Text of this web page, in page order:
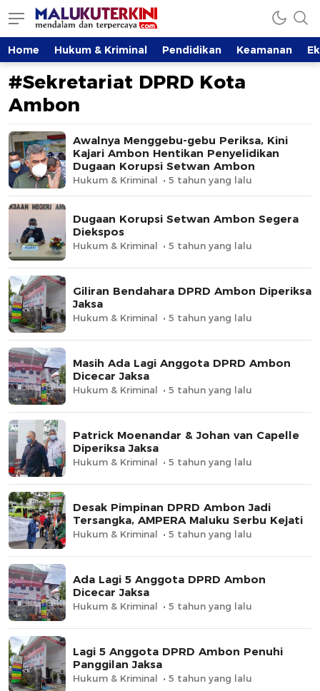
MalukuTerkini.com
Terkini, Mendalam dan Terpercaya
Home Hukum & Kriminal Pendidikan Keamanan
#Sekretariat DPRD Kota
Ambon
Awalnya Menggebu-gebu Periksa, Kini
Kajari Ambon Hentikan Penyelidikan
Dugaan Korupsi Setwan Ambon
Hukum & Kriminal 5 tahun yang lalu
Dugaan Korupsi Setwan Ambon Segera
Diekspos
Hukum & Kriminal 5 tahun yang lalu
Giliran Bendahara DPRD Ambon Diperiksa
Jaksa
Hukum & Kriminal 5 tahun yang lalu
Masih Ada Lagi Anggota DPRD Ambon
Dicecar Jaksa
Hukum & Kriminal 5 tahun yang lalu
Patrick Moenandar & Johan van Capelle
Diperiksa Jaksa
Hukum & Kriminal 5 tahun yang lalu
Desak Pimpinan DPRD Ambon Jadi
Tersangka, AMPERA Maluku Serbu Kejati
Hukum & Kriminal 5 tahun yang lalu
Ada Lagi 5 Anggota DPRD Ambon
Dicecar Jaksa
Hukum & Kriminal 5 tahun yang lalu
Lagi 5 Anggota DPRD Ambon Penuhi
Panggilan Jaksa
Hukum & Kriminal 5 tahun yang lalu